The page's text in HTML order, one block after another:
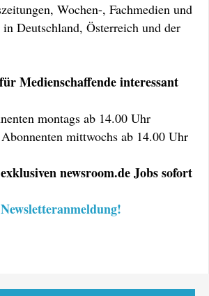
Wochen-, Fachmedien und
Deutschland, Österreich und der
Medienschaffende interessant
montags ab 14.00 Uhr
mittwochs ab 14.00 Uhr
newsroom.de Jobs sofort